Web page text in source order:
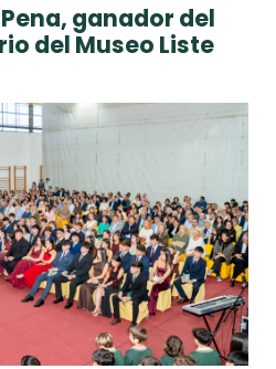
ganador del
del Museo Liste